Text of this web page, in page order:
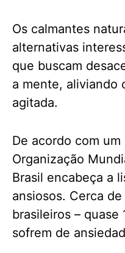
Os calmantes
alternativas
que buscam
a mente, aliviando
agitada.
De acordo com um
Organização
Brasil encabeça a
ansiosos. Cerca
brasileiros – quase
sofrem de